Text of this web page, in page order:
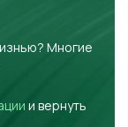
Многие
и вернуть